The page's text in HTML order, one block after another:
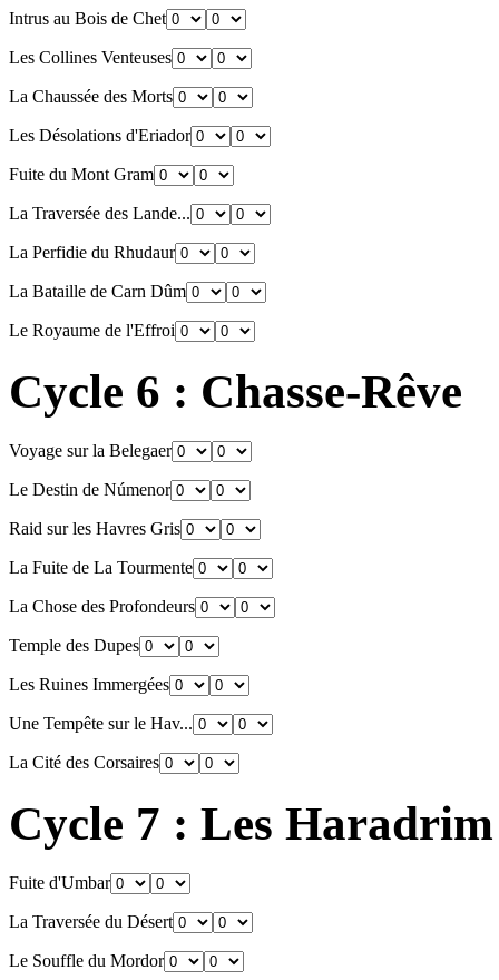
Intrus au Bois de Chet
Les Collines Venteuses
La Chaussée des Morts
Les Désolations d'Eriador
Fuite du Mont Gram
La Traversée des Lande...
La Perfidie du Rhudaur
La Bataille de Carn Dûm
Le Royaume de l'Effroi
Cycle 6 : Chasse-Rêve
Voyage sur la Belegaer
Le Destin de Númenor
Raid sur les Havres Gris
La Fuite de La Tourmente
La Chose des Profondeurs
Temple des Dupes
Les Ruines Immergées
Une Tempête sur le Hav...
La Cité des Corsaires
Cycle 7 : Les Haradrim
Fuite d'Umbar
La Traversée du Désert
Le Souffle du Mordor